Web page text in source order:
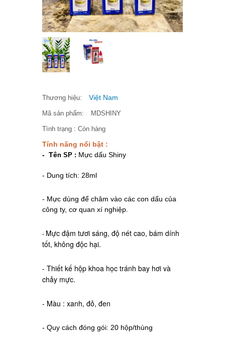
Thương hiệu: Việt Nam
Mã sản phẩm: MDSHINY
Tình trạng : Còn hàng
Tính năng nổi bật :
- Tên SP : Mực dấu Shiny
- Dung tích: 28ml
- Mực dùng để châm vào các con dấu của
công ty, cơ quan xí nghiệp.
- Mực đậm tươi sáng, độ nét cao, bám dính
tốt, không độc hại.
- Thiết kế hộp khoa học tránh bay hơi và
chảy mực.
- Màu : xanh, đỏ, đen
- Quy cách đóng gói: 20 hộp/thùng